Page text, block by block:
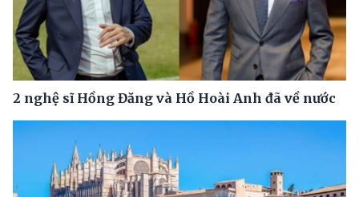
2 nghệ sĩ Hồng Đăng và Hồ Hoài Anh đã về nước